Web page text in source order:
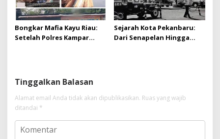
Bongkar Mafia Kayu Riau:
Setelah Polres Kampar
Sejarah Kota Pekanbaru:
Dari Senapelan Hingga
Tinggalkan Balasan
Alamat email Anda tidak akan dipublikasikan. Ruas yang wajib
ditandai *